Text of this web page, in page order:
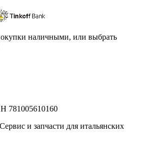
наличными, или выбрать
781005610160
и запчасти для итальянских